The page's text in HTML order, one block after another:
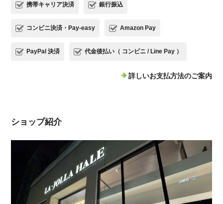
携帯キャリア決済 銀行振込
コンビニ決済・Pay-easy Amazon Pay
PayPal 決済 代金後払い（ コンビニ / Line Pay ）
詳しいお支払方法のご案内
ショップ紹介